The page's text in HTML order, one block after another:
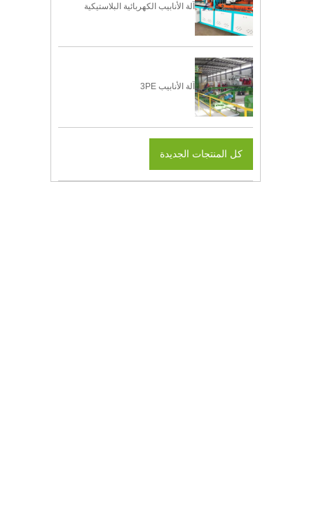
آلة الأنابيب الكهربائية البلاستيكية
آلة الأنابيب 3PE
كل المنتجات الجديدة